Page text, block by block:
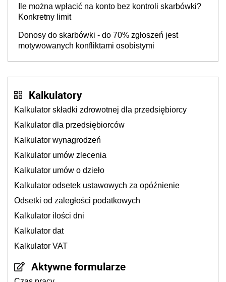
Ile można wpłacić na konto bez kontroli skarbówki?
Konkretny limit
Donosy do skarbówki - do 70% zgłoszeń jest
motywowanych konfliktami osobistymi
Kalkulatory
Kalkulator składki zdrowotnej dla przedsiębiorcy
Kalkulator dla przedsiębiorców
Kalkulator wynagrodzeń
Kalkulator umów zlecenia
Kalkulator umów o dzieło
Kalkulator odsetek ustawowych za opóźnienie
Odsetki od zaległości podatkowych
Kalkulator ilości dni
Kalkulator dat
Kalkulator VAT
Aktywne formularze